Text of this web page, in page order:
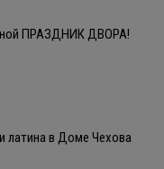
ПРАЗДНИК ДВОРА!
латина в Доме Чехова